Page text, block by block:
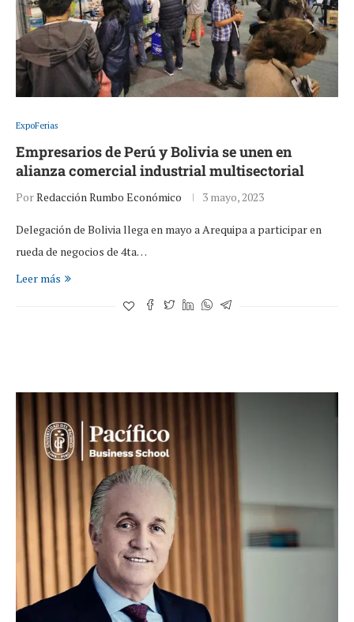
ExpoFerias
Empresarios de Perú y Bolivia se unen en
alianza comercial industrial multisectorial
PorRedacción Rumbo Económico 3 mayo, 2023
Delegación de Bolivia llega en mayo a Arequipa a participar en
rueda de negocios de 4ta…
Leer más